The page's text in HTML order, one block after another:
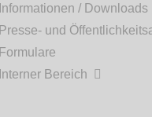
Informationen / Downloads
Presse- und
Formulare
Interner Bereich
